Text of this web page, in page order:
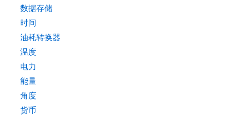
数据存储
时间
油耗转换器
温度
电力
能量
角度
货币